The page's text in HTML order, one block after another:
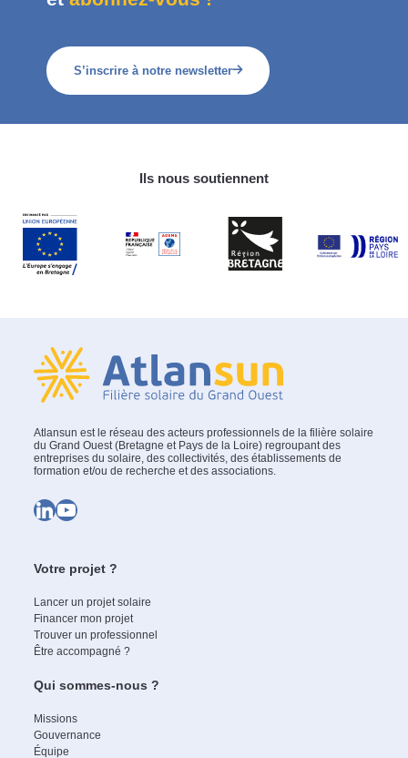
S’inscrire à notre newsletter
Ils nous soutiennent
Atlansun est le réseau des acteurs professionnels de la filière solaire
du Grand Ouest (Bretagne et Pays de la Loire) regroupant des
entreprises du solaire, des collectivités, des établissements de
formation et/ou de recherche et des associations.
LinkedIn
YouTube
Votre projet ?
Lancer un projet solaire
Financer mon projet
Trouver un professionnel
Être accompagné ?
Qui sommes-nous ?
Missions
Gouvernance
Équipe